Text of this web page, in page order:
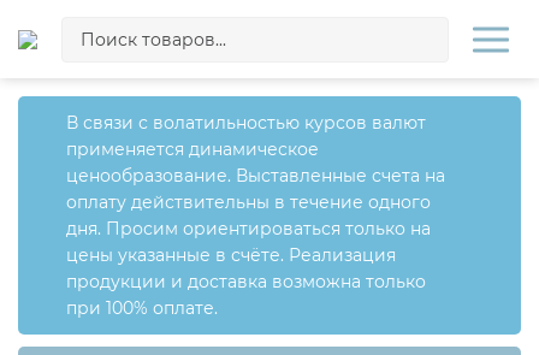
В связи с волатильностью курсов валют
применяется динамическое
ценообразование. Выставленные счета на
оплату действительны в течение одного
дня. Просим ориентироваться только на
цены указанные в счёте. Реализация
продукции и доставка возможна только
при 100% оплате.